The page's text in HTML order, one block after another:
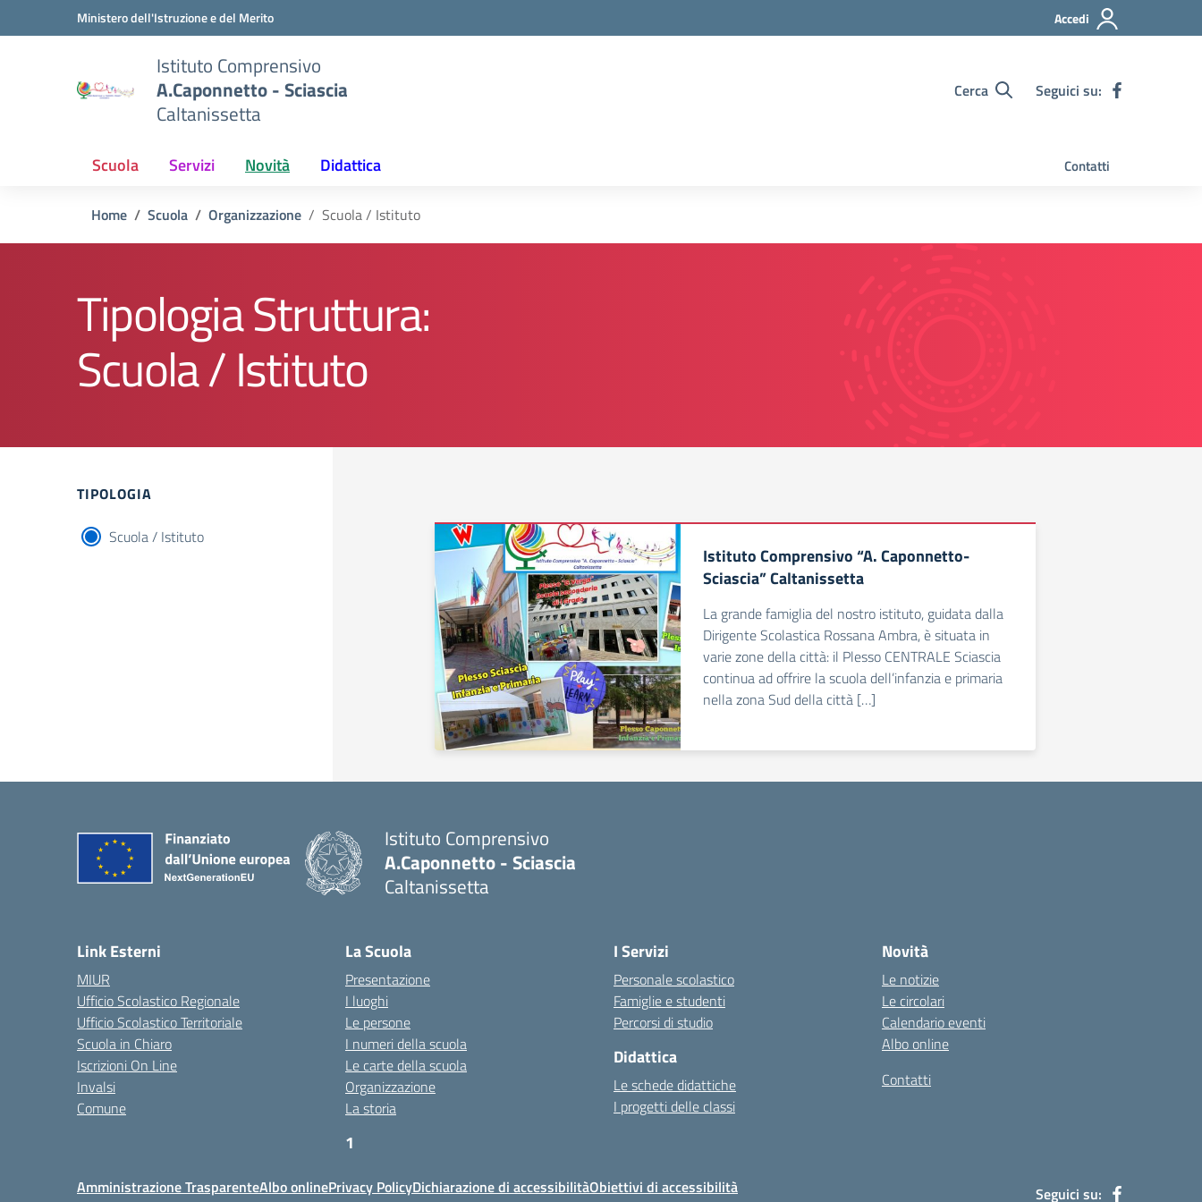
Vai ai contenuti
Vai al menu di navigazioneMinistero dell'Istruzione e del Merito Accedi
Istituto Comprensivo
A.Caponnetto - Sciascia
Caltanissetta
Cerca Seguici su:
Scuola Servizi Novità Didattica Contatti
Home Scuola Organizzazione Scuola / Istituto
Tipologia Struttura:
Scuola / Istituto
TIPOLOGIA
Scuola / Istituto
Istituto Comprensivo “A. Caponnetto-
Sciascia” Caltanissetta
La grande famiglia del nostro istituto, guidata dalla
Dirigente Scolastica Rossana Ambra, è situata in
varie zone della città: il Plesso CENTRALE Sciascia
continua ad offrire la scuola dell’infanzia e primaria
nella zona Sud della città […]
Istituto Comprensivo
A.Caponnetto - Sciascia
Caltanissetta
Link Esterni
MIUR
Ufficio Scolastico Regionale
Ufficio Scolastico Territoriale
Scuola in Chiaro
Iscrizioni On Line
Invalsi
Comune
La Scuola
Presentazione
I luoghi
Le persone
I numeri della scuola
Le carte della scuola
Organizzazione
La storia
1
I Servizi
Personale scolastico
Famiglie e studenti
Percorsi di studio
Didattica
Le schede didattiche
I progetti delle classi
Novità
Le notizie
Le circolari
Calendario eventi
Albo online
Contatti
Amministrazione TrasparenteAlbo onlinePrivacy PolicyDichiarazione di accessibilitàObiettivi di accessibilità Seguici su: